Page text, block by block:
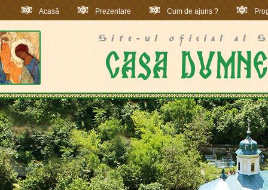
Acasă Prezentare Cum de ajuns ?